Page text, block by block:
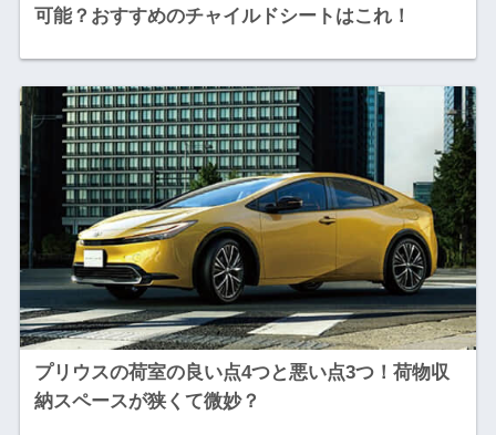
可能？おすすめのチャイルドシートはこれ！
プリウスの荷室の良い点4つと悪い点3つ！荷物収
納スペースが狭くて微妙？